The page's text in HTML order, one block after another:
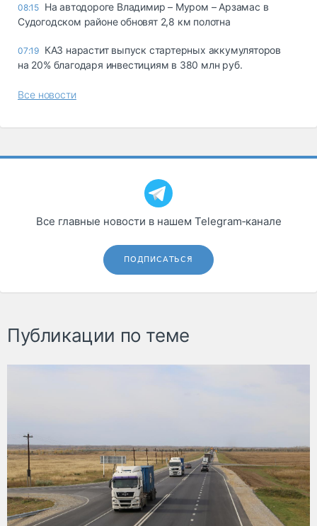
08:15 На автодороге Владимир – Муром – Арзамас в
Судогодском районе обновят 2,8 км полотна
07:19 КАЗ нарастит выпуск стартерных аккумуляторов
на 20% благодаря инвестициям в 380 млн руб.
Все новости
Все главные новости в нашем Telegram‑канале
ПОДПИСАТЬСЯ
Публикации по теме